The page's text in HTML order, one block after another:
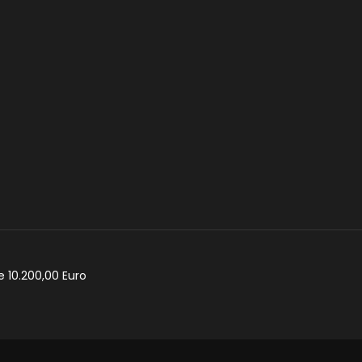
Euro